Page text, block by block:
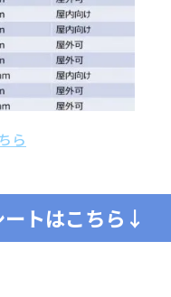
ら
トはこちら↓